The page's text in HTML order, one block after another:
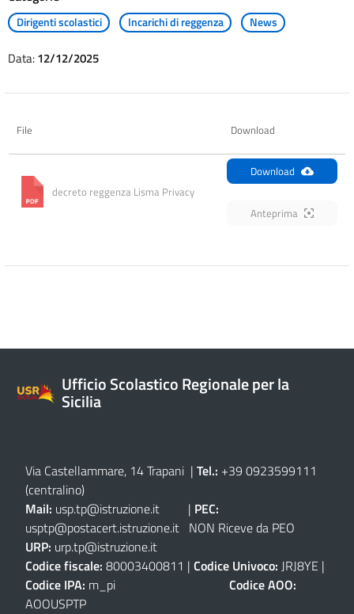
Dirigenti scolastici Incarichi di reggenza News
Data:12/12/2025
File Download
decreto reggenza Lisma Privacy
Download
Anteprima
Ufficio Scolastico Regionale per la
Sicilia
Via Castellammare, 14 Trapani | Tel.: +39 0923599111
(centralino)
Mail: usp.tp@istruzione.it | PEC:
usptp@postacert.istruzione.it NON Riceve da PEO
URP: urp.tp@istruzione.it
Codice fiscale: 80003400811 | Codice Univoco: JRJ8YE |
Codice IPA: m_pi Codice AOO:
AOOUSPTP